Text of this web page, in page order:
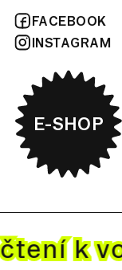
FACEBOOK
INSTAGRAM
E-SHOP
čtení k